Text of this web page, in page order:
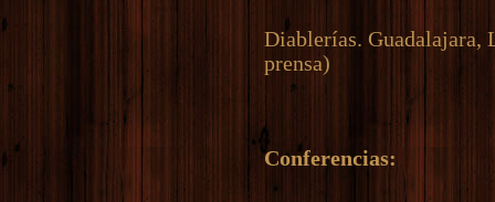
Diablerías. Guadalajara,
prensa)
Conferencias: